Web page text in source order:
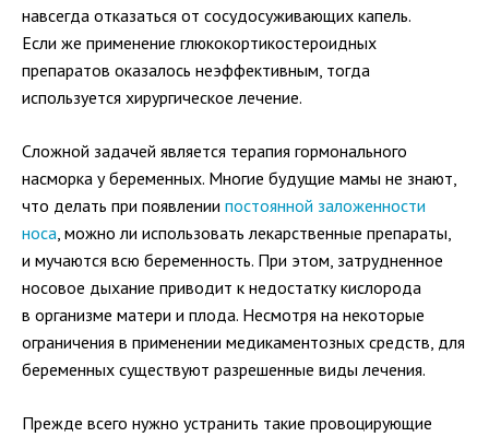
навсегда отказаться от сосудосуживающих капель.
Если же применение глюкокортикостероидных
препаратов оказалось неэффективным, тогда
используется хирургическое лечение.
Сложной задачей является терапия гормонального
насморка у беременных. Многие будущие мамы не знают,
что делать при появлении постоянной заложенности
носа , можно ли использовать лекарственные препараты,
и мучаются всю беременность. При этом, затрудненное
носовое дыхание приводит к недостатку кислорода
в организме матери и плода. Несмотря на некоторые
ограничения в применении медикаментозных средств, для
беременных существуют разрешенные виды лечения.
Прежде всего нужно устранить такие провоцирующие